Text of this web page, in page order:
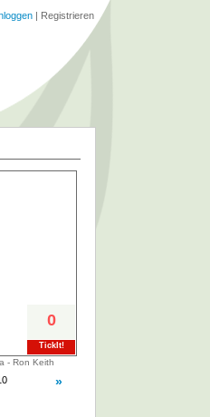
0
TickIt!
- Ron Keith
»
| Registrieren